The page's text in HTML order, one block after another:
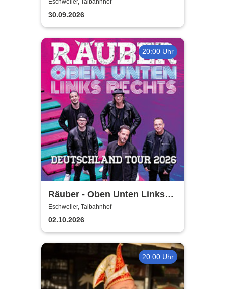
Eschweiler, Talbahnhof
30.09.2026
20:00 Uhr
Räuber - Oben Unten Links
Rechts
Eschweiler, Talbahnhof
02.10.2026
20:00 Uhr